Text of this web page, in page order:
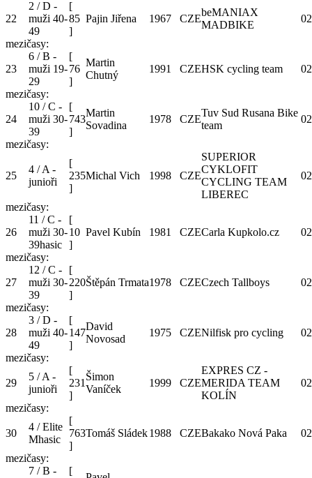
22
2 / D -
muži 40-
49
[
85
]
Pajin Jiřena 1967 CZE
beMANIAX
MADBIKE
mezičasy:
23
6 / B -
muži 19-
29
[
76
]
Martin
Chutný
1991 CZEHSK cycling team
mezičasy:
24
10 / C -
muži 30-
39
[
743
]
Martin
Sovadina
1978 CZE
Tuv Sud Rusana Bike
team
mezičasy:
25
4 / A -
junioři
[
235
]
Michal Vich 1998 CZE
SUPERIOR
CYKLOFIT
CYCLING TEAM
LIBEREC
mezičasy:
26
11 / C -
muži 30-
39hasic
[
10
]
Pavel Kubín 1981 CZECarla Kupkolo.cz
mezičasy:
27
12 / C -
muži 30-
39
[
220
]
Štěpán Trmata1978 CZECzech Tallboys
mezičasy:
28
3 / D -
muži 40-
49
[
147
]
David
Novosad
1975 CZENilfisk pro cycling
mezičasy:
29
5 / A -
junioři
[
231
]
Šimon
Vaníček
1999 CZE
EXPRES CZ -
MERIDA TEAM
KOLÍN
mezičasy:
30
4 / Elite
Mhasic
[
763
]
Tomáš Sládek1988 CZEBakako Nová Paka
mezičasy:
7 / B -
[